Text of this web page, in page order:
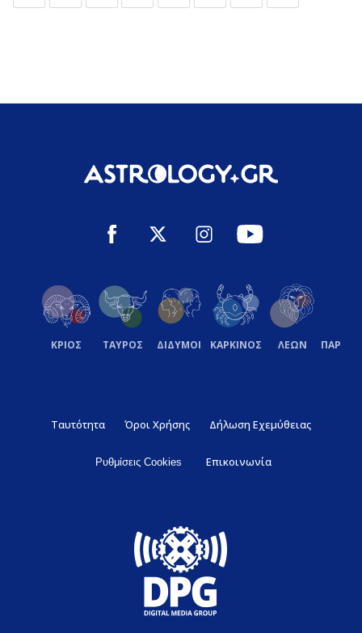
ΚΡΙΟΣ ΤΑΥΡΟΣ ΔΙΔΥΜΟΙ ΚΑΡΚΙΝΟΣ ΛΕΩΝ
Ταυτότητα Όροι Χρήσης Δήλωση Εχεμύθειας
Ρυθμίσεις Cookies Επικοινωνία